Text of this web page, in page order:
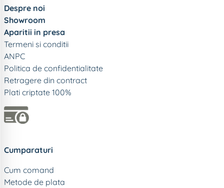
Despre noi
Showroom
Aparitii in presa
Termeni si conditii
ANPC
Politica de confidentialitate
Retragere din contract
Plati criptate 100%
Cumparaturi
Cum comand
Metode de plata